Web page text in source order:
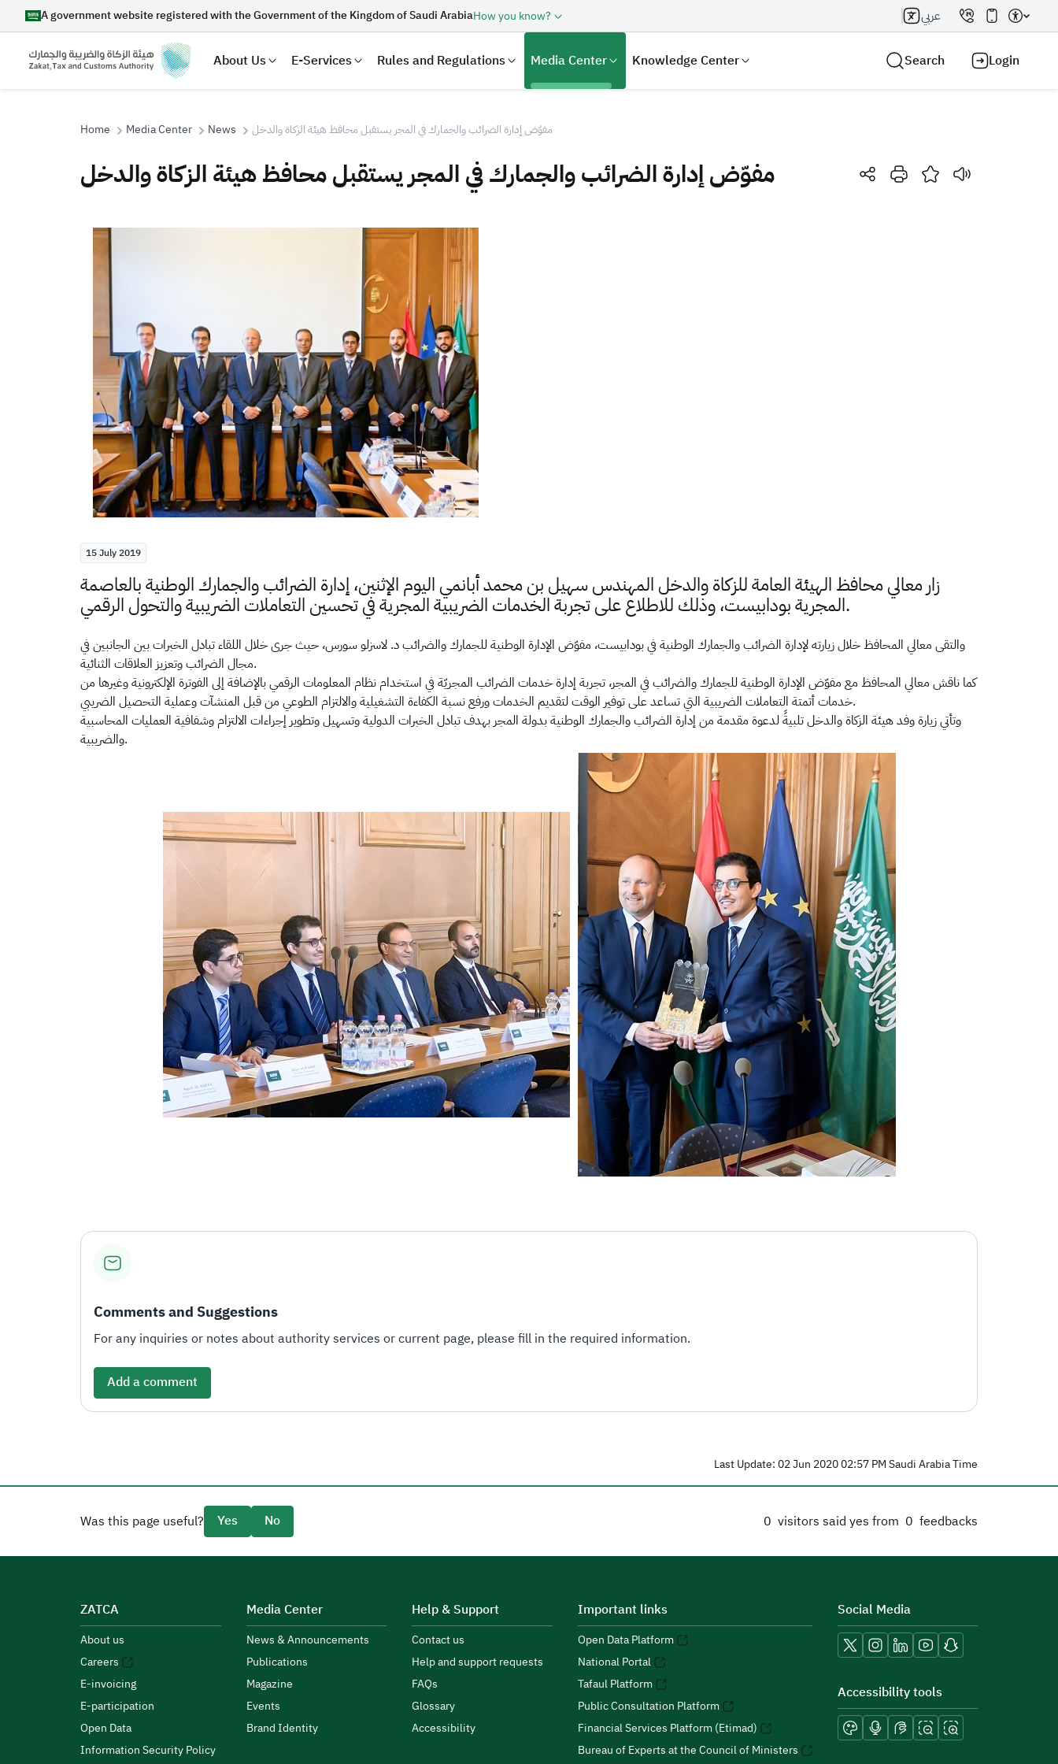
A government website registered with the Government of the Kingdom of Saudi ArabiaHow you know? عربي
About Us E-Services Rules and Regulations Media Center Knowledge Center Search Login
Search
Suggestions
Tax Declaration Real Estate Transactions
Home Media Center News مفوّض إدارة الضرائب والجمارك في المجر يستقبل محافظ هيئة الزكاة والدخل
مفوّض إدارة الضرائب والجمارك في المجر يستقبل محافظ هيئة الزكاة والدخل
15 July 2019
زار معالي محافظ الهيئة العامة للزكاة والدخل المهندس سهيل بن محمد أبانمي اليوم الإثنين، إدارة الضرائب والجمارك الوطنية بالعاصمة
المجرية بودابيست، وذلك للاطلاع على تجربة الخدمات الضريبية المجرية في تحسين التعاملات الضريبية والتحول الرقمي.
والتقى معالي المحافظ خلال زيارته لإدارة الضرائب والجمارك الوطنية في بودابيست، مفوّض الإدارة الوطنية للجمارك والضرائب د. لاسزلو سورس، حيث جرى خلال اللقاء تبادل الخبرات بين الجانبين في
مجال الضرائب وتعزيز العلاقات الثنائية.
كما ناقش معالي المحافظ مع مفوّض الإدارة الوطنية للجمارك والضرائب في المجر، تجربة إدارة خدمات الضرائب المجريّ​ة في استخدام نظام المعلومات الرقمي بالإضافة إلى الفوترة الإلكترونية وغيرها من
خدمات أتمتة التعاملات الضريبية التي تساعد على توفير الوقت لتقديم الخدمات ورفع نسبة الكفاءة التشغيلية والالتزام الطوعي من قبل المنشآت وعملية التحصيل الضريبي.
وتأتي زيارة وفد هيئة الزكاة والدخل تلبيةً لدعوة مقدمة من إدارة الضرائب والجمارك الوطنية بدولة المجر بهدف تبادل الخبرات الدولية وتسهيل وتطوير إجراءات الالتزام وشفافية العمليات المحاسبية
والضريبية.
Comments and Suggestions
For any inquiries or notes about authority services or current page, please fill in the required information.
Add a comment
Last Update: 02 Jun 2020 02:57 PM Saudi Arabia Time
0 visitors said yes from 0 feedbacks
Was this page useful? Yes No
ZATCA
About us
Careers
E-invoicing
E-participation
Open Data
Information Security Policy
Media Center
News & Announcements
Publications
Magazine
Events
Brand Identity
Help & Support
Contact us
Help and support requests
FAQs
Glossary
Accessibility
Important links
Open Data Platform
National Portal
Tafaul Platform
Public Consultation Platform
Financial Services Platform (Etimad)
Bureau of Experts at the Council of Ministers
Social Media
Accessibility tools